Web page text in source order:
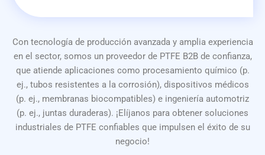
Con tecnología de producción avanzada y amplia experiencia
en el sector, somos un proveedor de PTFE B2B de confianza,
que atiende aplicaciones como procesamiento químico (p.
ej., tubos resistentes a la corrosión), dispositivos médicos
(p. ej., membranas biocompatibles) e ingeniería automotriz
(p. ej., juntas duraderas). ¡Elíjanos para obtener soluciones
industriales de PTFE confiables que impulsen el éxito de su
negocio!